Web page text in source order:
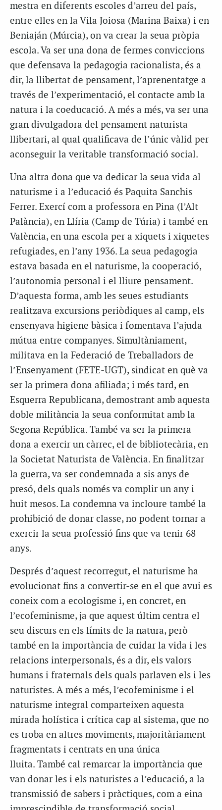
mestra en diferents escoles d’arreu del país,
entre elles en la Vila Joiosa (Marina Baixa) i en
Beniaján (Múrcia), on va crear la seua pròpia
escola. Va ser una dona de fermes conviccions
que defensava la pedagogia racionalista, és a
dir, la llibertat de pensament, l’aprenentatge a
través de l’experimentació, el contacte amb la
natura i la coeducació. A més a més, va ser una
gran divulgadora del pensament naturista
llibertari, al qual qualificava de l’únic vàlid per
aconseguir la veritable transformació social.
Una altra dona que va dedicar la seua vida al
naturisme i a l’educació és Paquita Sanchis
Ferrer. Exercí com a professora en Pina (l’Alt
Palància), en Llíria (Camp de Túria) i també en
València, en una escola per a xiquets i xiquetes
refugiades, en l’any 1936. La seua pedagogia
estava basada en el naturisme, la cooperació,
l’autonomia personal i el lliure pensament.
D’aquesta forma, amb les seues estudiants
realitzava excursions periòdiques al camp, els
ensenyava higiene bàsica i fomentava l’ajuda
mútua entre companyes. Simultàniament,
militava en la Federació de Treballadors de
l’Ensenyament (FETE-UGT), sindicat en què va
ser la primera dona afiliada; i més tard, en
Esquerra Republicana, demostrant amb aquesta
doble militància la seua conformitat amb la
Segona República. També va ser la primera
dona a exercir un càrrec, el de bibliotecària, en
la Societat Naturista de València. En finalitzar
la guerra, va ser condemnada a sis anys de
presó, dels quals només va complir un any i
huit mesos. La condemna va incloure també la
prohibició de donar classe, no podent tornar a
exercir la seua professió fins que va tenir 68
anys.
Després d’aquest recorregut, el naturisme ha
evolucionat fins a convertir-se en el que avui es
coneix com a ecologisme i, en concret, en
l’ecofeminisme, ja que aquest últim centra el
seu discurs en els límits de la natura, però
també en la importància de cuidar la vida i les
relacions interpersonals, és a dir, els valors
humans i fraternals dels quals parlaven els i les
naturistes. A més a més, l’ecofeminisme i el
naturisme integral comparteixen aquesta
mirada holística i crítica cap al sistema, que no
es troba en altres moviments, majoritàriament
fragmentats i centrats en una única
lluita. També cal remarcar la importància que
van donar les i els naturistes a l’educació, a la
transmissió de sabers i pràctiques, com a eina